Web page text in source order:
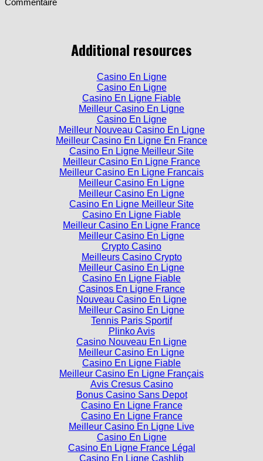
Casino En Ligne
Casino En Ligne Fiable
Meilleur Casino En Ligne
Casino En Ligne
Meilleur Nouveau Casino En Ligne
Meilleur Casino En Ligne En France
Casino En Ligne Meilleur Site
Meilleur Casino En Ligne France
Meilleur Casino En Ligne Francais
Meilleur Casino En Ligne
Meilleur Casino En Ligne
Casino En Ligne Meilleur Site
Casino En Ligne Fiable
Meilleur Casino En Ligne France
Meilleur Casino En Ligne
Crypto Casino
Meilleurs Casino Crypto
Meilleur Casino En Ligne
Casino En Ligne Fiable
Casinos En Ligne France
Nouveau Casino En Ligne
Meilleur Casino En Ligne
Tennis Paris Sportif
Plinko Avis
Casino Nouveau En Ligne
Meilleur Casino En Ligne
Casino En Ligne Fiable
Meilleur Casino En Ligne Français
Avis Cresus Casino
Bonus Casino Sans Depot
Casino En Ligne France
Casino En Ligne France
Meilleur Casino En Ligne Live
Casino En Ligne
Casino En Ligne France Légal
Casino En Ligne Cashlib
Casino En Ligne France